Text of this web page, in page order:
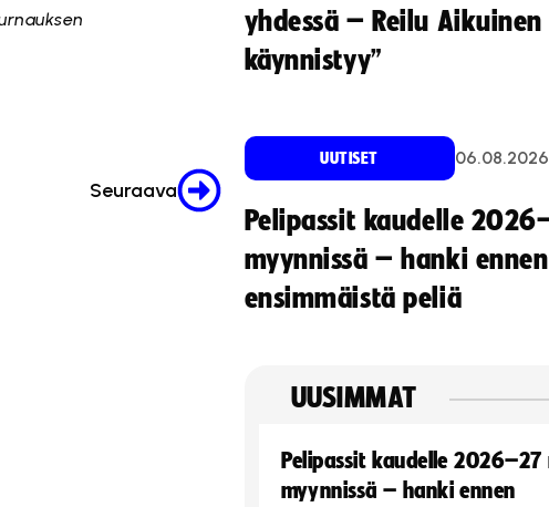
Seuraava
yhdessä – Reilu
käynnistyy”
UUTISET 06.08.2026
Pelipassit kaudelle
myynnissä – hanki ennen
ensimmäistä peliä
UUSIMMAT
Pelipassit kaudelle
myynnissä – hanki ennen